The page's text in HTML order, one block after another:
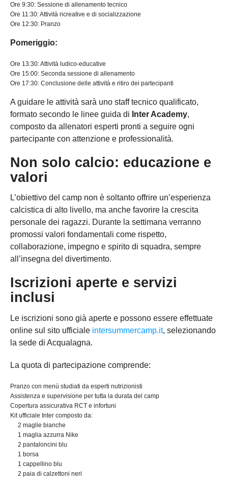
Ore 9:30: Sessione di allenamento tecnico
Ore 11:30: Attività ricreative e di socializzazione
Ore 12:30: Pranzo
Pomeriggio:
Ore 13:30: Attività ludico-educative
Ore 15:00: Seconda sessione di allenamento
Ore 17:30: Conclusione delle attività e ritiro dei partecipanti
A guidare le attività sarà uno staff tecnico qualificato,
formato secondo le linee guida di Inter Academy,
composto da allenatori esperti pronti a seguire ogni
partecipante con attenzione e professionalità.
Non solo calcio: educazione e
valori
L’obiettivo del camp non è soltanto offrire un’esperienza
calcistica di alto livello, ma anche favorire la crescita
personale dei ragazzi. Durante la settimana verranno
promossi valori fondamentali come rispetto,
collaborazione, impegno e spirito di squadra, sempre
all’insegna del divertimento.
Iscrizioni aperte e servizi
inclusi
Le iscrizioni sono già aperte e possono essere effettuate
online sul sito ufficiale intersummercamp.it, selezionando
la sede di Acqualagna.
La quota di partecipazione comprende:
Pranzo con menù studiati da esperti nutrizionisti
Assistenza e supervisione per tutta la durata del camp
Copertura assicurativa RCT e infortuni
Kit ufficiale Inter composto da:
2 maglie bianche
1 maglia azzurra Nike
2 pantaloncini blu
1 borsa
1 cappellino blu
2 paia di calzettoni neri